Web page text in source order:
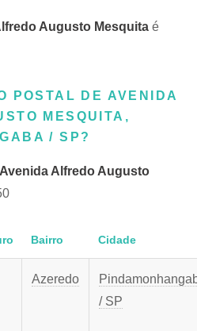
Augusto Mesquita é
POSTAL DE AVENIDA
MESQUITA,
/ SP?
Alfredo Augusto
Bairro Cidade
Azeredo
Pindamonhangaba
/ SP